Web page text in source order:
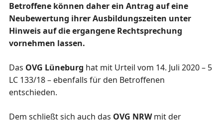
Betroffene können daher ein Antrag auf eine
Neubewertung ihrer Ausbildungszeiten unter
Hinweis auf die ergangene Rechtsprechung
vornehmen lassen.
Das OVG Lüneburg hat mit Urteil vom 14. Juli 2020 – 5
LC 133/18 – ebenfalls für den Betroffenen
entschieden.
Dem schließt sich auch das OVG NRWmit der